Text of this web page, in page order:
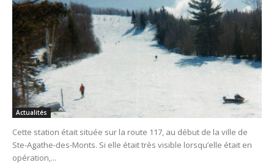
Actualités
Cette station était située sur la route 117, au début de la ville de
Ste-Agathe-des-Monts. Si elle était très visible lorsqu’elle était en
opération,...